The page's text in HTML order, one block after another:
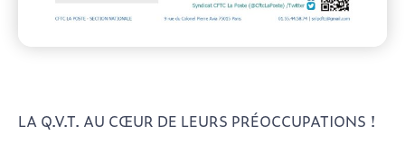
LA Q.V.T. AU CŒUR DE LEURS PRÉOCCUPATIONS !